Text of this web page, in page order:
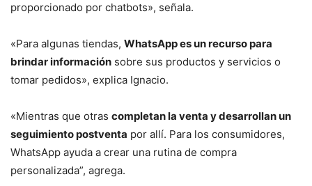
proporcionado por chatbots», señala.
«Para algunas tiendas, WhatsApp es un recurso para
brindar información sobre sus productos y servicios o
tomar pedidos», explica Ignacio.
«Mientras que otras completan la venta y desarrollan un
seguimiento postventa por allí. Para los consumidores,
WhatsApp ayuda a crear una rutina de compra
personalizada”, agrega.